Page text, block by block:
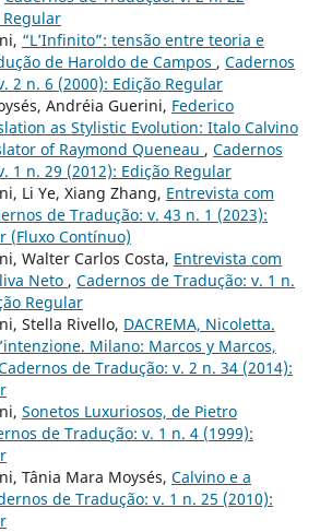
Regular
“L’Infinito”: tensão entre teoria e
de Haroldo de Campos , Cadernos
2 n. 6 (2000): Edição Regular
Andréia Guerini, Federico
as Stylistic Evolution: Italo Calvino
of Raymond Queneau , Cadernos
1 n. 29 (2012): Edição Regular
Li Ye, Xiang Zhang, Entrevista com
de Tradução: v. 43 n. 1 (2023):
(Fluxo Contínuo)
Walter Carlos Costa, Entrevista com
Neto , Cadernos de Tradução: v. 1 n.
Regular
Stella Rivello, DACREMA, Nicoletta.
Milano: Marcos y Marcos,
de Tradução: v. 2 n. 34 (2014):
Sonetos Luxuriosos, de Pietro
de Tradução: v. 1 n. 4 (1999):
Tânia Mara Moysés, Calvino e a
de Tradução: v. 1 n. 25 (2010):